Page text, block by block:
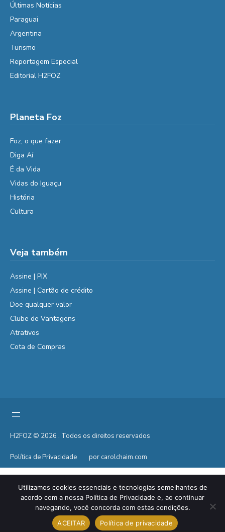
Últimas Notícias
Paraguai
Argentina
Turismo
Reportagem Especial
Editorial H2FOZ
Planeta Foz
Foz, o que fazer
Diga Aí
É da Vida
Vidas do Iguaçu
História
Cultura
Veja também
Assine | PIX
Assine | Cartão de crédito
Doe qualquer valor
Clube de Vantagens
Atrativos
Cota de Compras
H2FOZ © 2026 . Todos os direitos reservados
Política de Privacidade por carolchaim.com
Utilizamos cookies essenciais e tecnologias semelhantes de
acordo com a nossa Política de Privacidade e, ao continuar
navegando, você concorda com estas condições.
ACEITAR
Política de privacidade